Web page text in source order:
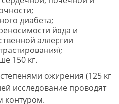
диабета;
йода и
аллергии
150 кг.
ожирения (125 кг
исследование проводят
контуром.